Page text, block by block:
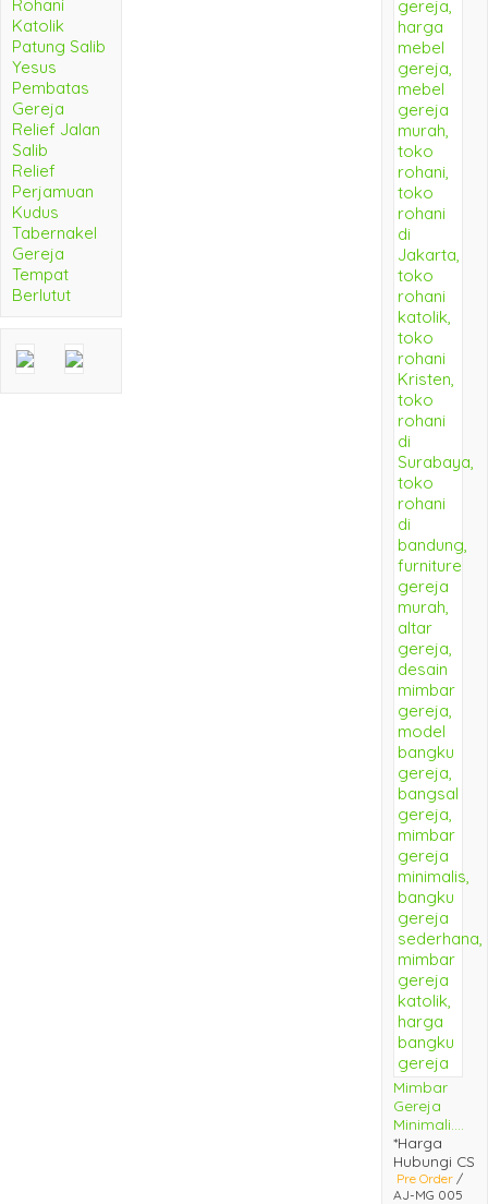
Mimbar
Gereja
Minimali....
*Harga
Hubungi CS
Pre Order /
AJ-MG 005
Rohani
Katolik
Patung Salib
Yesus
Pembatas
Gereja
Relief Jalan
Salib
Relief
Perjamuan
Kudus
Tabernakel
Gereja
Tempat
Berlutut